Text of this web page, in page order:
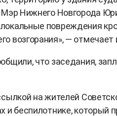
Мэр Нижнего Новгорода
повреждения
возгорания», — отмечает
что заседания,
на жителей
и беспилотнике, который